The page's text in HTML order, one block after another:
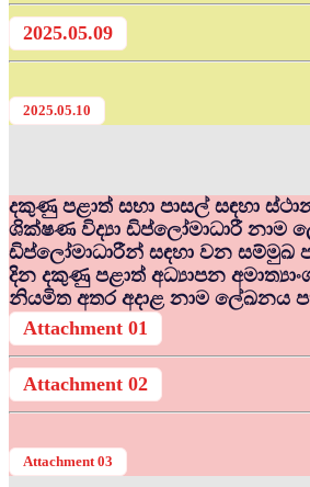
2025.05.09
2025.05.10
දකුණු පළාත් සභා පාසල් සඳහා
ශික්ෂණ විද්‍යා ඩිප්ලෝමාධාරී නාම
ඩිප්ලෝමාධාරීන් සඳහා වන සම්මුඛ
දින දකුණු පළාත් අධ්‍යාපන
නියමිත අතර අදාළ නාම ලේඛනය
Attachment 01
Attachment 02
Attachment 03